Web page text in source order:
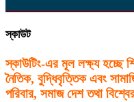
স্কাউট
স্কাউটিং-এর মূল লক্ষ্য হচ্ছে
নৈতিক, বুদ্ধিবৃত্তিক এবং
পরিবার, সমাজ দেশ তথা